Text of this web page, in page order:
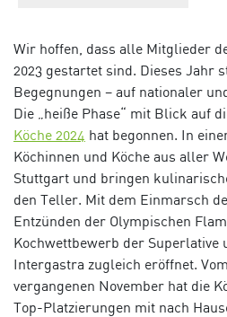
Wir hoffen, dass alle Mitglieder
2023 gestartet sind. Dieses Jahr
Begegnungen – auf nationaler
Die „heiße Phase“ mit Blick auf
Köche 2024 hat begonnen. In
Köchinnen und Köche aus aller
Stuttgart und bringen
den Teller. Mit dem Einmarsch
Entzünden der Olympischen
Kochwettbewerb der Superlative
Intergastra zugleich eröffnet. Vom
vergangenen November hat die
Top-Platzierungen mit nach